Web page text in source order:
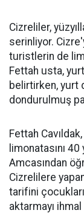
Cizreliler,
serinliyor.
turistlerin de
Fettah usta,
belirtirken, yurt
dondurulmuş
Fettah
limonatasını
Amcasından
Cizrelilere
tarifini
aktarmayı